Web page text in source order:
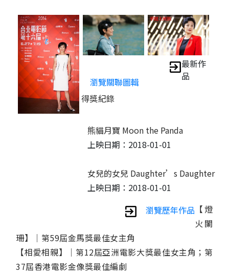
瀏覽關聯圖輯
最新作
品
熊貓月寶 Moon the Panda
上映日期：2018-01-01
女兒的女兒 Daughter’s Daughter
上映日期：2018-01-01
瀏覽歷年作品
得獎紀錄
【燈
火闌
珊】│第59屆金馬獎最佳女主角
【相愛相親】│第12屆亞洲電影大獎最佳女主角；第
37屆香港電影金像獎最佳編劇